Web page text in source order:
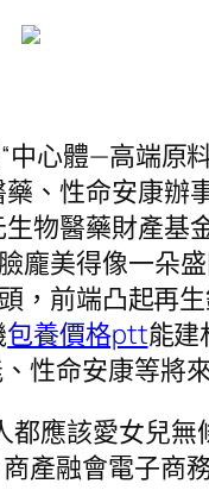
中心體—高端
、性命安康
物醫藥財產
美得像一朵
，前端凸起再生
包養價格ptt能
性命安康等將
應該愛女兒
產融會電子商